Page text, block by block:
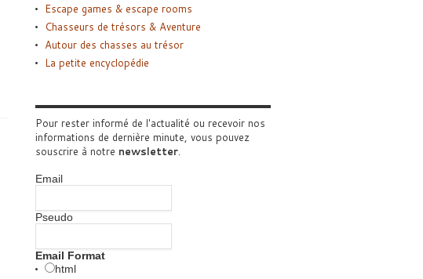
Escape games & escape rooms
Chasseurs de trésors & Aventure
Autour des chasses au trésor
La petite encyclopédie
Pour rester informé de l'actualité ou recevoir nos
informations de dernière minute, vous pouvez
souscrire à notre newsletter.
Email
Pseudo
Email Format
html